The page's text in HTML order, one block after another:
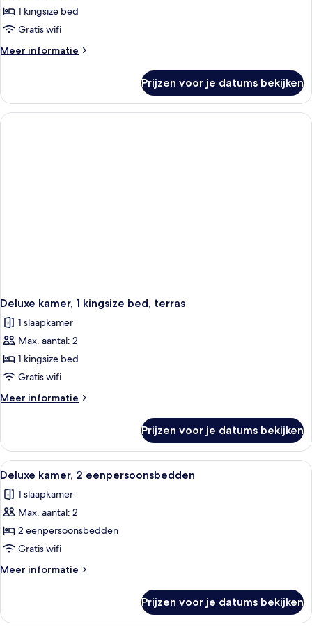
kamer,
1
kingsize
bed,
op
stad
laden
1 kingsize bed
Gratis wifi
Meer informatie
Meer
kamer,
kingsize
Prijzen voor je datums bekijken
Deluxe kamer, 1 kingsize bed, terras
1 slaapkamer
Max. aantal: 2
1 kingsize bed
Gratis wifi
Meer informatie
Meer
kamer,
kingsize
terras
Prijzen voor je datums bekijken
Alle
foto's
voor
Deluxe
kamer,
2
eenpersoonsbedden
laden
Een hotelkamer met een groot bed,
2
Deluxe kamer, 2 eenpersoonsbedden
1 slaapkamer
Max. aantal: 2
2 eenpersoonsbedden
Gratis wifi
Meer informatie
Meer
kamer,
Prijzen voor je datums bekijken